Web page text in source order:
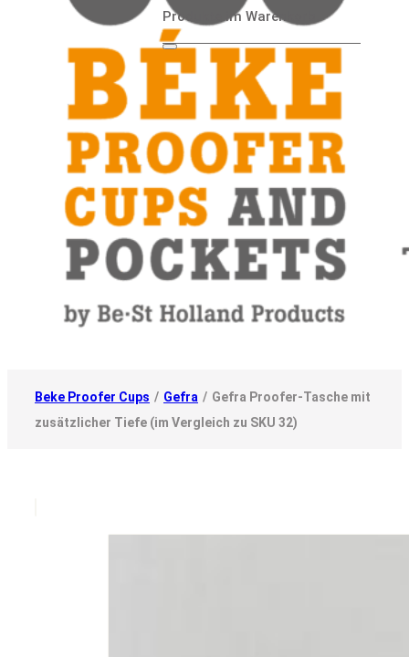
Produkte im Warenkorb.
Beke Proofer Cups / Gefra / Gefra Proofer-Tasche mit
zusätzlicher Tiefe (im Vergleich zu SKU 32)